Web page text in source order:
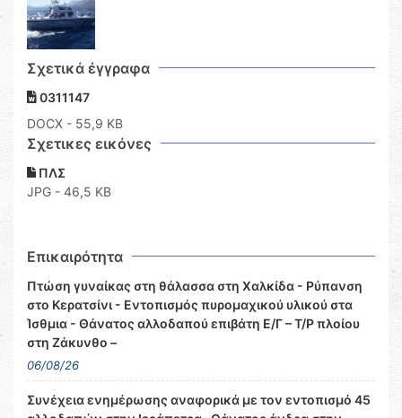
Σχετικά έγγραφα
0311147
DOCX - 55,9 KB
Σχετικες εικόνες
ΠΛΣ
JPG - 46,5 KB
Επικαιρότητα
Πτώση γυναίκας στη θάλασσα στη Χαλκίδα - Ρύπανση
στο Κερατσίνι - Εντοπισμός πυρομαχικού υλικού στα
Ίσθμια - Θάνατος αλλοδαπού επιβάτη Ε/Γ – Τ/Ρ πλοίου
στη Ζάκυνθο –
06/08/26
Συνέχεια ενημέρωσης αναφορικά με τον εντοπισμό 45